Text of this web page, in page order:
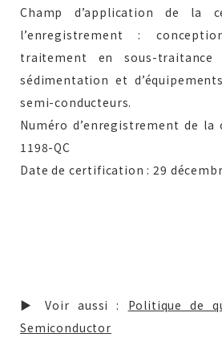
Champ d’application de la
l’enregistrement :
traitement en sous-traitance
sédimentation et
semi-conducteurs.
Numéro d’enregistrement de la
1198-QC
Date de certification : 29
▶ Voir aussi : Politique de
Semiconductor